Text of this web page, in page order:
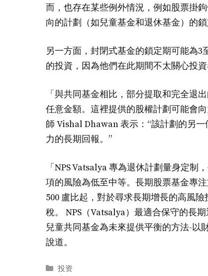
而，也存在某些例外情況，例如股票掛
向的計劃（如兒童基金和退休基金）的鎖
另一方面，封閉式基金的鎖定期可能為
的投資，因為他們在此期間不太關心投資
「與共同基金相比，部分提取和完全退
任意金額。這裡提供的股權計劃可能會
師 Vishal Dhawan 表示：“該計劃的另
力的長期回報。”
「NPS Vatsalya 專為退休計劃量身定制
項的風險為低至中等。長期股票基金專
500 盧比起，對於尋求長期增長的高風
稅。 NPS（Vatsalya）最適合保守的長
兒童共同基金為未來提供平衡的方法-以
說道。
分
投资